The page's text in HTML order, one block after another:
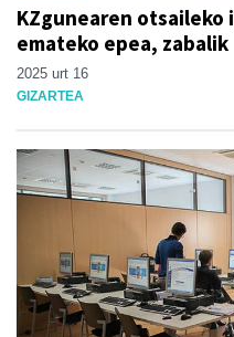
KZgunearen otsaileko
emateko epea, zabalik
2025 urt 16
GIZARTEA